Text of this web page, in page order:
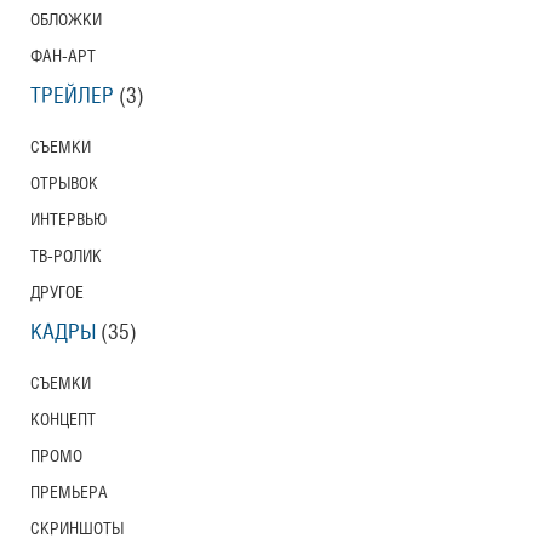
ОБЛОЖКИ
ФАН-АРТ
ТРЕЙЛЕР (3)
СЪЕМКИ
ОТРЫВОК
ИНТЕРВЬЮ
ТВ-РОЛИК
ДРУГОЕ
КАДРЫ (35)
СЪЕМКИ
КОНЦЕПТ
ПРОМО
ПРЕМЬЕРА
СКРИНШОТЫ